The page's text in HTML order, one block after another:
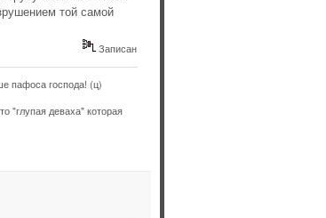
той самой
Записан
пафоса господа! (ц)
"глупая деваха" которая